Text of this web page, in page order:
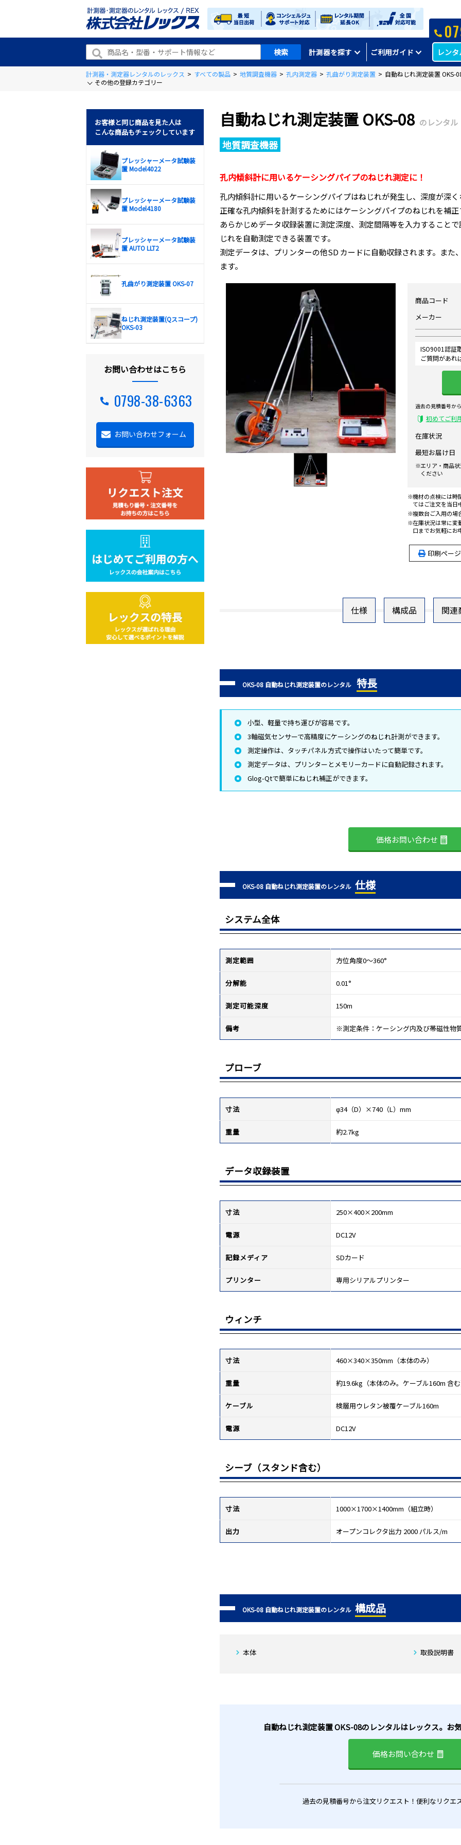
計測器を探す ご利用ガイド レン
計測器・測定器レンタルのレックス > すべての製品 > 地質調査機器 > 孔内測定器 > 孔曲がり測定装置 > 自動ねじれ測定装置 OKS-
その他の登録カテゴリー
自動ねじれ測定装置 OKS-08 のレンタル
地質調査機器
孔内傾斜計に用いるケーシングパイプのねじれ測定に！
孔内傾斜計に用いるケーシングパイプはねじれが発生し、深度が深
正確な孔内傾斜を計測するためにはケーシングパイプのねじれを補
あらかじめデータ収録装置に測定深度、測定間隔等を入力すること
じれを自動測定できる装置です。
測定データは、プリンターの他SD カードに自動収録されます。ま
ます。
商品コード
メーカー
ISO9001認証
ご質問があれ
過去の見積番号か
初めてご利
在庫状況
最短お届け日
エリア・商品
ください
機材の点検には時
てはご注文を当日
複数台ご入用の場
在庫状況は常に変
口までお気軽にお
印刷ページ
仕様 構成品 関連
OKS-08 自動ねじれ測定装置のレンタル 特長
小型、軽量で持ち運びが容易です。
3軸磁気センサーで高精度にケーシングのねじれ計測ができます。
測定操作は、タッチパネル方式で操作はいたって簡単です。
測定データは、プリンターとメモリーカードに自動記録されます。
Glog-Qtで簡単にねじれ補正ができます。
価格お問い合わせ
OKS-08 自動ねじれ測定装置のレンタル 仕様
システム全体
測定範囲 方位角度0～360°
分解能 0.01°
測定可能深度 150m
備考 ※測定条件：ケーシング内及び帯磁性物
プローブ
寸法 φ34（D）×740（L）mm
重量 約2.7kg
データ収録装置
寸法 250×400×200mm
電源 DC12V
記録メディア SDカード
プリンター 専用シリアルプリンター
ウィンチ
寸法 460×340×350mm（本体のみ）
重量 約19.6kg（本体のみ。ケーブル160m 含
ケーブル 検層用ウレタン被覆ケーブル160m
電源 DC12V
シーブ（スタンド含む）
寸法 1000×1700×1400mm（組立時）
出力 オープンコレクタ出力 2000 パルス/m
OKS-08 自動ねじれ測定装置のレンタル 構成品
本体 取扱説明書
自動ねじれ測定装置 OKS-08のレンタルはレックス。お
価格お問い合わせ
過去の見積番号から注文リクエスト！便利なリクエ
お客様と同じ商品を見た人は
こんな商品もチェックしています
プレッシャーメータ試験装
置 Model4022
プレッシャーメータ試験装
置 Model4180
プレッシャーメータ試験装
置 AUTO LLT2
孔曲がり測定装置 OKS-07
ねじれ測定装置(Qスコープ)
OKS-03
お問い合わせはこちら
0798-38-6363
お問い合わせフォーム